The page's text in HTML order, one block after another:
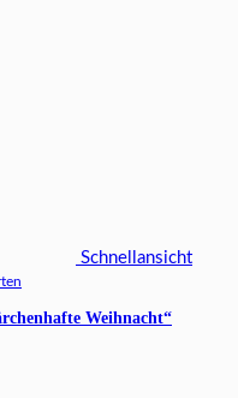
Schnellansicht
Weihnacht“